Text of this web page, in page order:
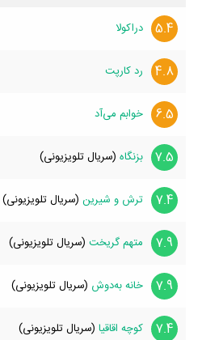
5.4 دراکولا
4.8 رد کارپت
6.5 خوابم می‌آد
7.5 بزنگاه (سریال تلویزیونی)
7.4 ترش و شیرین (سریال تلویزیونی)
7.9 متهم گریخت (سریال تلویزیونی)
7.9 خانه به‌دوش (سریال تلویزیونی)
7.4 کوچه اقاقیا (سریال تلویزیونی)